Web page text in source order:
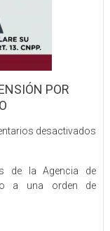
POR
desactivados
de la Agencia de
a una orden de